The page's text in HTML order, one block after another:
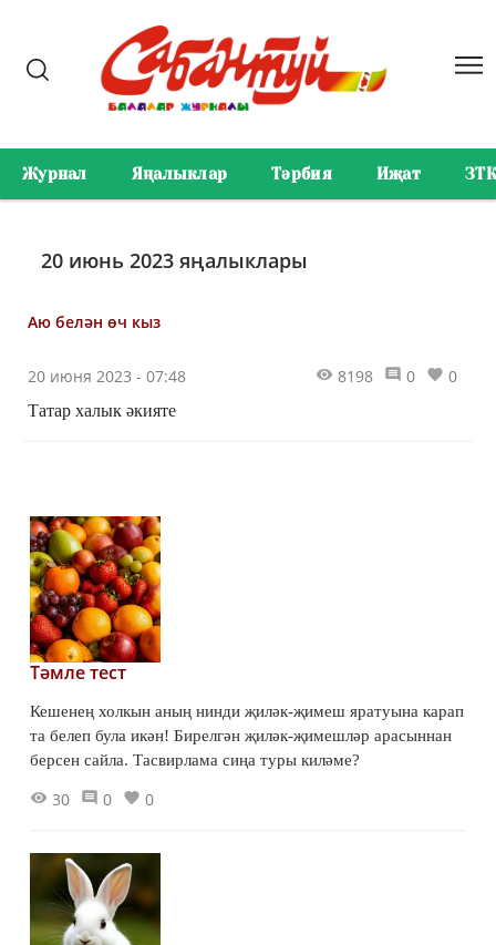
Журнал Яңалыклар Тәрбия Иҗат ЗТК
20 июнь 2023 яңалыклары
Аю белән өч кыз
20 июня 2023 - 07:48 8198 0 0
Татар халык әкияте
Тәмле тест
Кешенең холкын аның нинди җиләк-җимеш яратуына карап
та белеп була икән! Бирелгән җиләк-җимешләр арасыннан
берсен сайла. Тасвирлама сиңа туры киләме?
30 0 0